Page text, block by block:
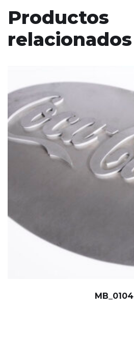
Productos
relacionados
MB_0104